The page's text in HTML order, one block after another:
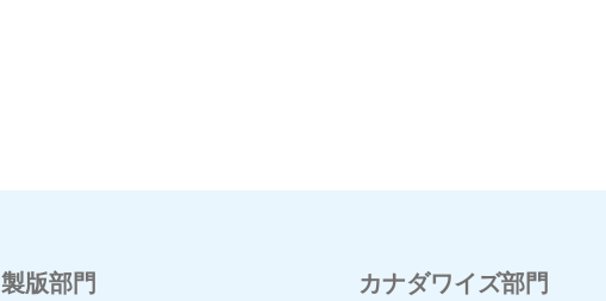
製版部門 カナダワイズ部門